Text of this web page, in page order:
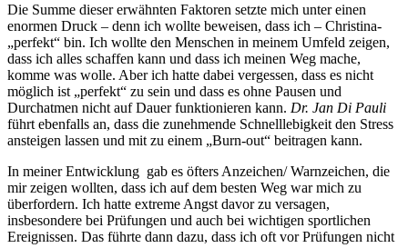
Die Summe dieser erwähnten Faktoren setzte mich unter einen
enormen Druck – denn ich wollte beweisen, dass ich – Christina-
„perfekt“ bin. Ich wollte den Menschen in meinem Umfeld zeigen,
dass ich alles schaffen kann und dass ich meinen Weg mache,
komme was wolle. Aber ich hatte dabei vergessen, dass es nicht
möglich ist „perfekt“ zu sein und dass es ohne Pausen und
Durchatmen nicht auf Dauer funktionieren kann. Dr. Jan Di Pauli
führt ebenfalls an, dass die zunehmende Schnelllebigkeit den Stress
ansteigen lassen und mit zu einem „Burn-out“ beitragen kann.
In meiner Entwicklung gab es öfters Anzeichen/ Warnzeichen, die
mir zeigen wollten, dass ich auf dem besten Weg war mich zu
überfordern. Ich hatte extreme Angst davor zu versagen,
insbesondere bei Prüfungen und auch bei wichtigen sportlichen
Ereignissen. Das führte dann dazu, dass ich oft vor Prüfungen nicht